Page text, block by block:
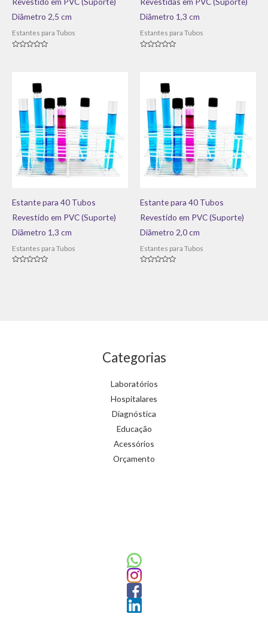
Diâmetro 2,5 cm
Estantes para Tubos
Diâmetro 1,3 cm
Estantes para Tubos
Estante para 40 Tubos
Revestido em PVC (Suporte)
Diâmetro 1,3 cm
Estantes para Tubos
Estante para 40 Tubos
Revestido em PVC (Suporte)
Diâmetro 2,0 cm
Estantes para Tubos
Categorias
Laboratórios
Hospitalares
Diagnóstica
Educação
Acessórios
Orçamento